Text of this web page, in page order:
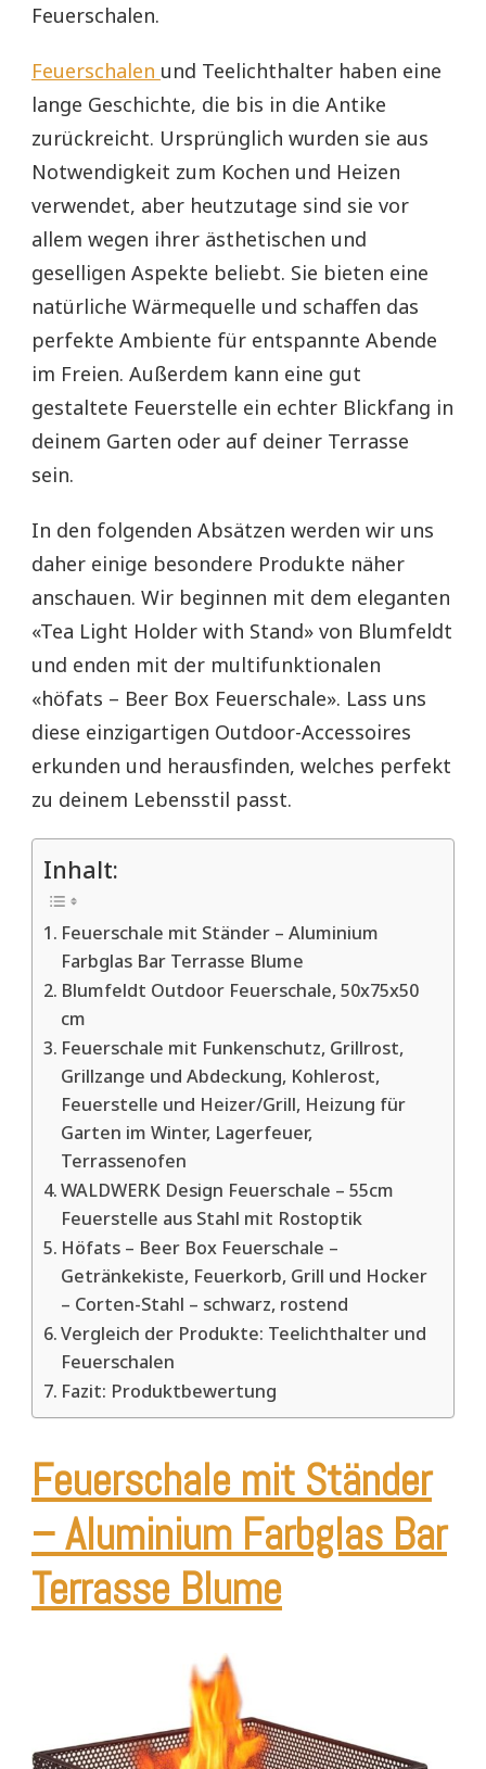
Feuerschalen.
Feuerschalen und Teelichthalter haben eine
lange Geschichte, die bis in die Antike
zurückreicht. Ursprünglich wurden sie aus
Notwendigkeit zum Kochen und Heizen
verwendet, aber heutzutage sind sie vor
allem wegen ihrer ästhetischen und
geselligen Aspekte beliebt. Sie bieten eine
natürliche Wärmequelle und schaffen das
perfekte Ambiente für entspannte Abende
im Freien. Außerdem kann eine gut
gestaltete Feuerstelle ein echter Blickfang in
deinem Garten oder auf deiner Terrasse
sein.
In den folgenden Absätzen werden wir uns
daher einige besondere Produkte näher
anschauen. Wir beginnen mit dem eleganten
«Tea Light Holder with Stand» von Blumfeldt
und enden mit der multifunktionalen
«höfats – Beer Box Feuerschale». Lass uns
diese einzigartigen Outdoor-Accessoires
erkunden und herausfinden, welches perfekt
zu deinem Lebensstil passt.
Inhalt:
Feuerschale mit Ständer – Aluminium
Farbglas Bar Terrasse Blume
Blumfeldt Outdoor Feuerschale, 50x75x50
cm
Feuerschale mit Funkenschutz, Grillrost,
Grillzange und Abdeckung, Kohlerost,
Feuerstelle und Heizer/Grill, Heizung für
Garten im Winter, Lagerfeuer,
Terrassenofen
WALDWERK Design Feuerschale – 55cm
Feuerstelle aus Stahl mit Rostoptik
Höfats – Beer Box Feuerschale –
Getränkekiste, Feuerkorb, Grill und Hocker
– Corten-Stahl – schwarz, rostend
Vergleich der Produkte: Teelichthalter und
Feuerschalen
Fazit: Produktbewertung
Feuerschale mit Ständer
– Aluminium Farbglas Bar
Terrasse Blume